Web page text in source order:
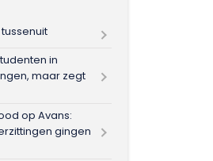
in
maar zegt
op Avans:
gingen